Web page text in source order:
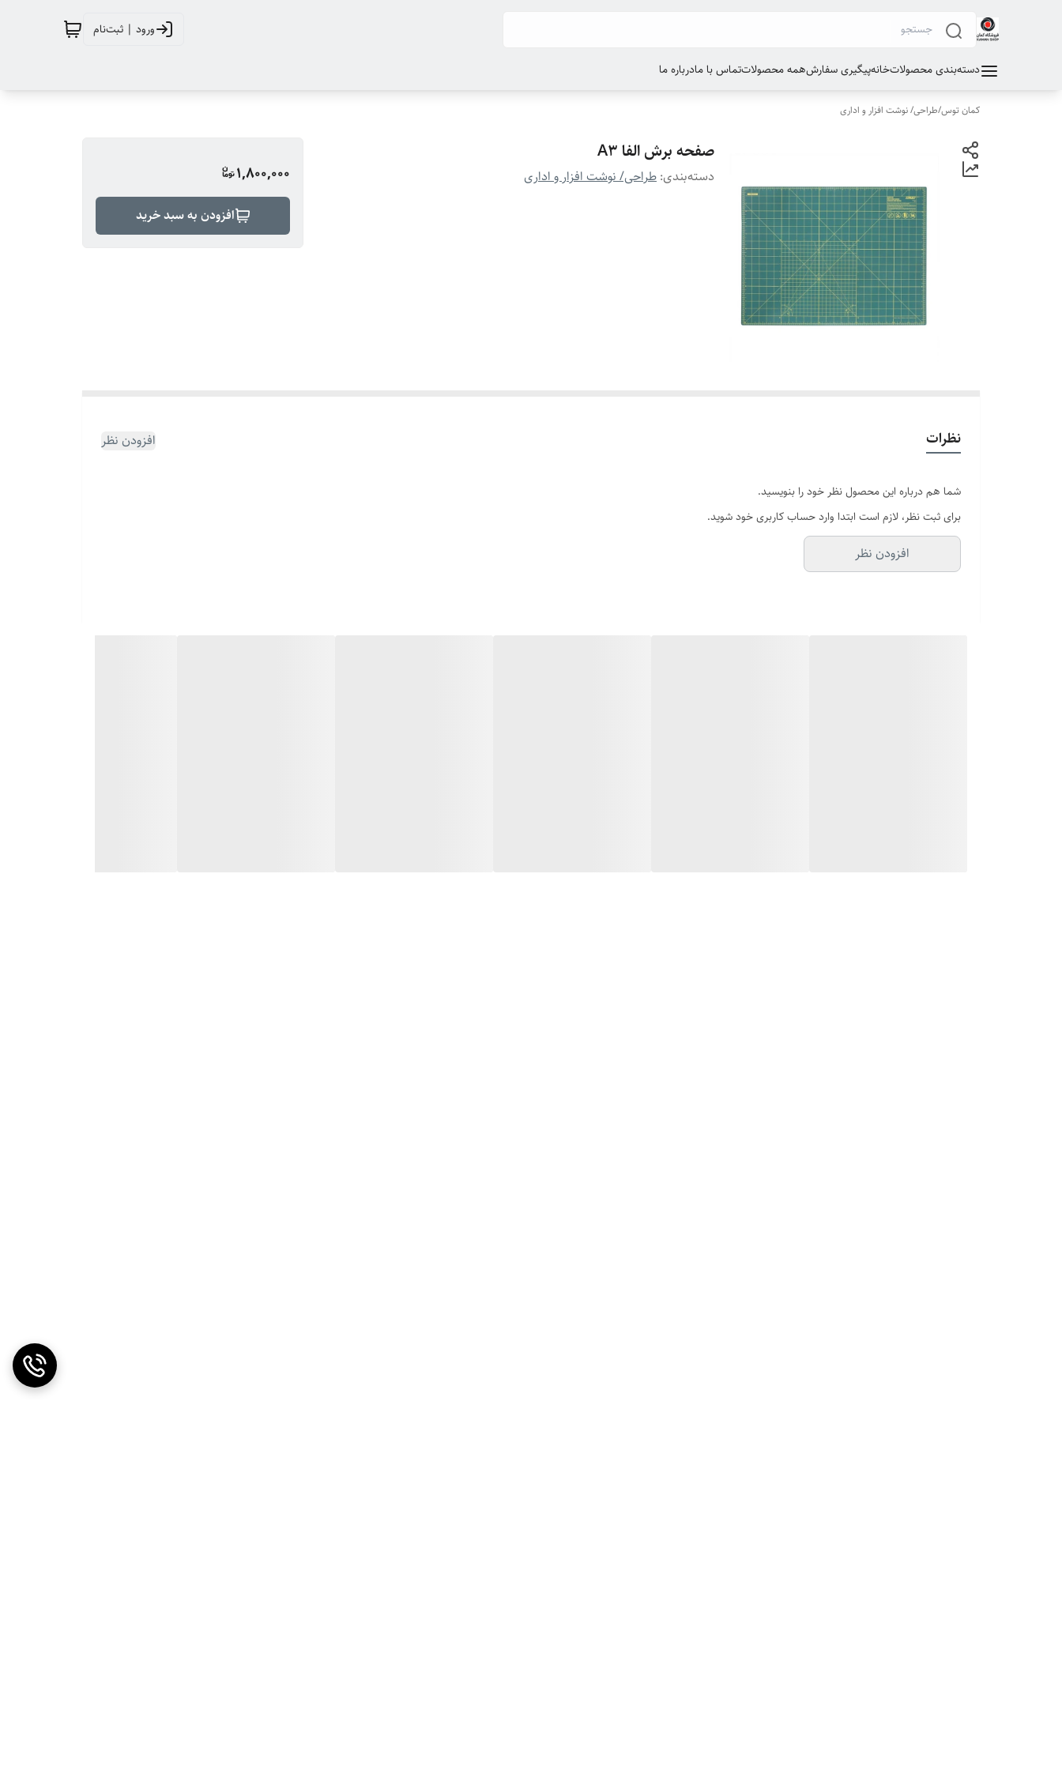
ورود | ثبت‌نام
دسته‌بندی محصولاتخانهپیگیری سفارشهمه محصولاتتماس با مادرباره ما
کمان توس/طراحی/ نوشت افزار و اداری
صفحه برش الفا A3
دسته‌بندی: طراحی/ نوشت افزار و اداری 1,800,000
افزودن به سبد خرید
نظرات افزودن نظر
شما هم درباره این محصول نظر خود را بنویسید.
برای ثبت نظر، لازم است ابتدا وارد حساب کاربری خود شوید.
افزودن نظر